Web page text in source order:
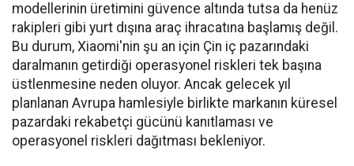
modellerinin üretimini güvence altında tutsa da henüz
rakipleri gibi yurt dışına araç ihracatına başlamış değil.
Bu durum, Xiaomi'nin şu an için Çin iç pazarındaki
daralmanın getirdiği operasyonel riskleri tek başına
üstlenmesine neden oluyor. Ancak gelecek yıl
planlanan Avrupa hamlesiyle birlikte markanın küresel
pazardaki rekabetçi gücünü kanıtlaması ve
operasyonel riskleri dağıtması bekleniyor.